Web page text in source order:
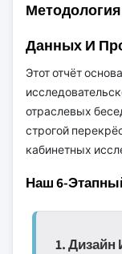
Данных И
Этот отчёт
отраслевых
строгой
кабинетных
Наш 6-
1. Дизайн